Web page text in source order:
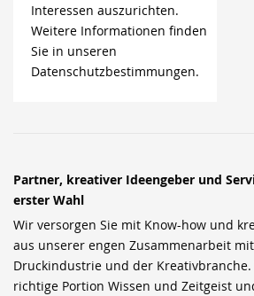
Interessen auszurichten.
Weitere Informationen finden
Sie in unseren
Datenschutzbestimmungen.
Partner, kreativer Ideengeber und
erster Wahl
Wir versorgen Sie mit Know-how und
aus unserer engen Zusammenarbeit
Druckindustrie und der
richtige Portion Wissen und Zeitgeist